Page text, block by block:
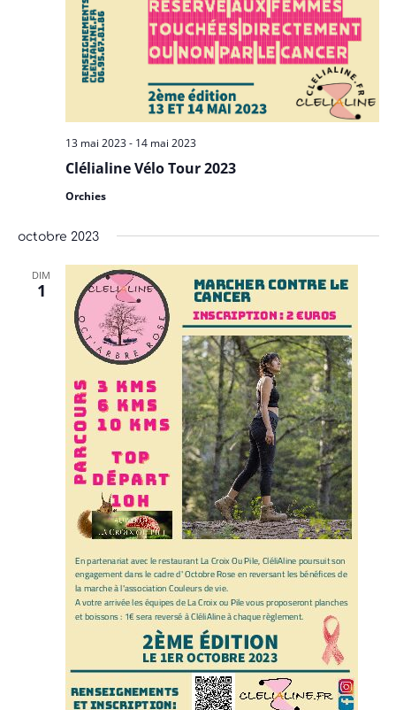
Clélialine Vélo Tour 2023
13 mai 2023- 14 mai 2023
Orchies
octobre 2023
DIM
1